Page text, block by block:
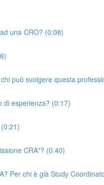
una CRO? (0:08)
può svolgere questa
di esperienza? (0:17)
CRA"? (0:40)
Per chi è già Study